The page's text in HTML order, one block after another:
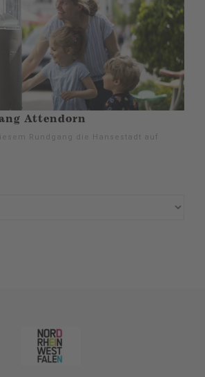
Attendorn
Rundgang die Hansestadt auf